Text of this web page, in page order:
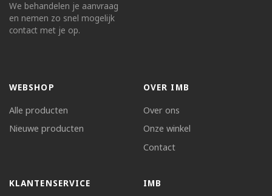
We behandelen je aanvraag
en nemen zo snel mogelijk
contact met je op.
WEBSHOP
Alle producten
Nieuwe producten
OVER IMB
Over ons
Onze winkel
Contact
KLANTENSERVICE
IMB